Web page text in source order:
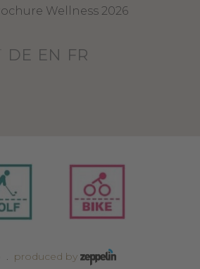
Wellness 2026
DE EN FR
. produced by